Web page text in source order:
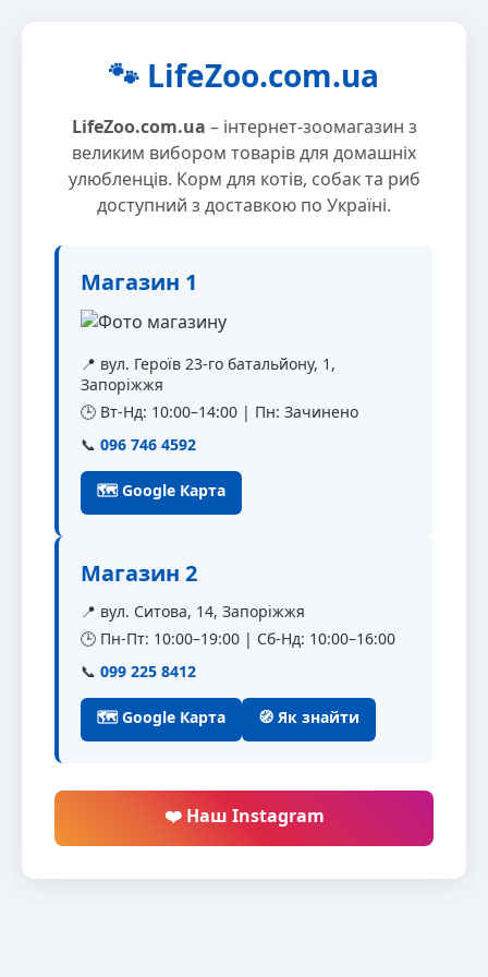
🐾 LifeZoo.com.ua
LifeZoo.com.ua – інтернет-зоомагазин з
великим вибором товарів для домашніх
улюбленців. Корм для котів, собак та риб
доступний з доставкою по Україні.
Магазин 1
📍 вул. Героїв 23-го батальйону, 1,
Запоріжжя
🕒 Вт-Нд: 10:00–14:00 | Пн: Зачинено
📞 096 746 4592
🗺 Google Карта
Магазин 2
📍 вул. Ситова, 14, Запоріжжя
🕒 Пн-Пт: 10:00–19:00 | Сб-Нд: 10:00–16:00
📞 099 225 8412
🗺 Google Карта 🧭 Як знайти
❤️ Наш Instagram